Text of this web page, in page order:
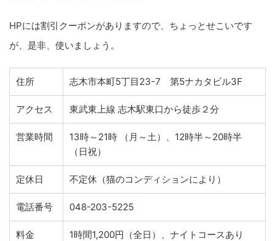
HPには割引クーポンがありますので、ちょっとせこいです
が、是非、使いましょう。
住所 志木市本町5丁目23-7 第5ナカタビル3F
アクセス 東武東上線 志木駅東口から徒歩２分
営業時間
13時～21時 （月～土）、12時半～20時半
（日祝）
定休日 不定休（猫のコンディションにより）
電話番号 048-203-5225
料金 1時間1,200円（全日）、ナイトコースあり